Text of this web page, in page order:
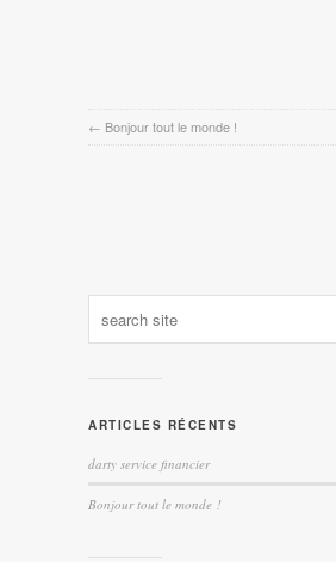
← Bonjour tout le monde !
ARTICLES RÉCENTS
darty service financier
Bonjour tout le monde !